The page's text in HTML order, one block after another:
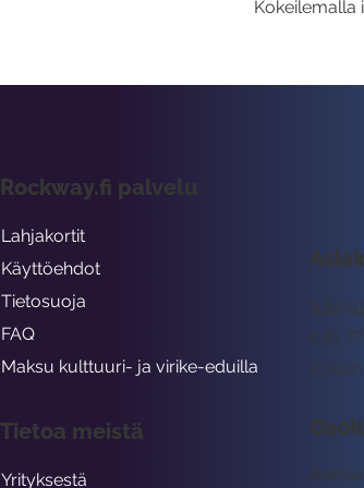
Kokeilemalla
045
Rockway.fi palvelu
Lahjakortit
Käyttöehdot
Tietosuoja
FAQ
Maksu kulttuuri- ja virike-eduilla
Tietoa meistä
Yrityksestä